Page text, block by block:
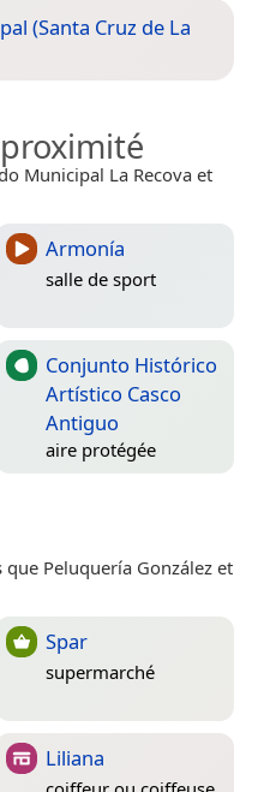
(Santa Cruz de La
Municipal La Recova et
Armonía
salle de sport
Conjunto Histórico
Artístico Casco
Antiguo
aire protégée
Peluquería González et
Spar
supermarché
Liliana